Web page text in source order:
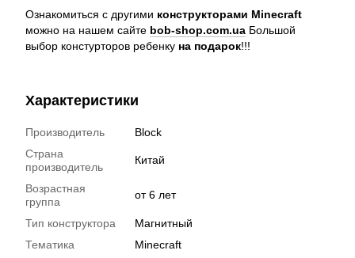
Ознакомиться с другими конструкторами Minecraft
можно на нашем сайте bob-shop.com.ua Большой
выбор констурторов ребенку на подарок!!!
Характеристики
Производитель
Block
Страна
производитель
Китай
Возрастная
группа
от 6 лет
Тип конструктора
Магнитный
Тематика
Minecraft